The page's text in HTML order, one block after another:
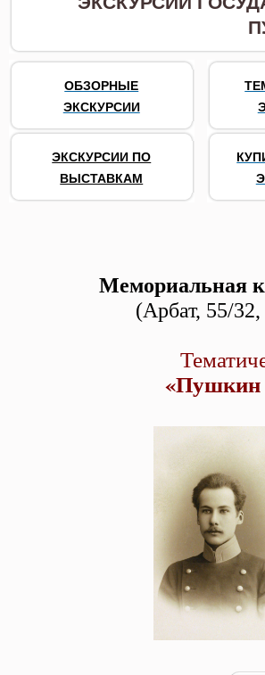
ОБЗОРНЫЕ
ЭКСКУРСИИ
ЭКСКУРСИИ ПО
ВЫСТАВКАМ
Мемориальная
(Арбат, 55/
«Пушкин